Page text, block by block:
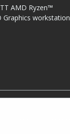
AMD Ryzen™
Graphics workstation